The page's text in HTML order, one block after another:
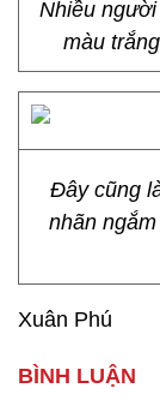
Nhiều
màu
Đây cũng
nhãn
Xuân Phú